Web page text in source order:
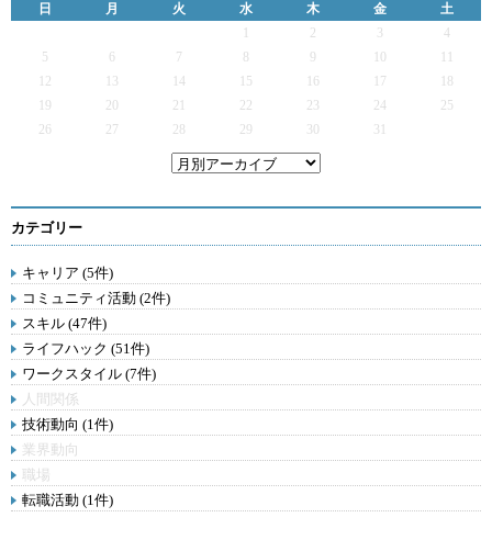
日 月 火 水 木 金
土
2 3
4
5
6 7 9
12
13 14 15 16 17
19
20 21 22 23 24
25
26
27 28 29 30 31
カテゴリー
キャリア (5件)
コミュニティ活動 (2件)
スキル (47件)
ライフハック (51件)
ワークスタイル (7件)
人間関係
技術動向 (1件)
業界動向
職場
転職活動 (1件)